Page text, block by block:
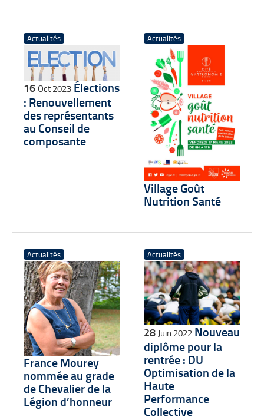
Actualités
16Oct 2023 Élections
: Renouvellement
des représentants
au Conseil de
composante
Actualités
Village Goût
Nutrition Santé
Actualités
France Mourey
nommée au grade
de Chevalier de la
Légion d’honneur
Actualités
28 Juin 2022 Nouveau
diplôme pour la
rentrée : DU
Optimisation de la
Haute
Performance
Collective